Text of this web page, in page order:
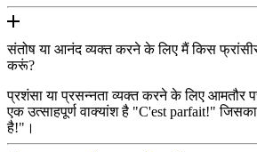
संतोष या आनंद व्यक्त करने के लिए मैं किस
करूं?
प्रशंसा या प्रसन्नता व्यक्त करने के लिए आमतौर
एक उत्साहपूर्ण वाक्यांश है "C'est parfait!"
है!"।